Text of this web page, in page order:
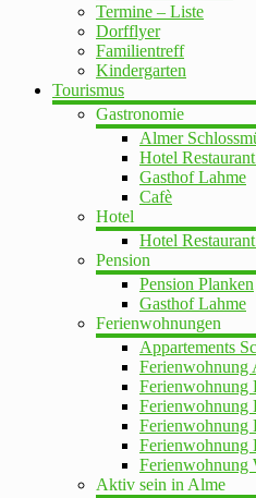
Termine – Liste
Dorfflyer
Familientreff
Kindergarten
Tourismus
Gastronomie
Almer
Hotel
Gasthof Lahme
Cafè
Hotel
Hotel
Pension
Pension Planken
Gasthof Lahme
Ferienwohnungen
Appartements
Ferienwohnung
Ferienwohnung
Ferienwohnung
Ferienwohnung
Ferienwohnung
Ferienwohnung
Aktiv sein in Alme